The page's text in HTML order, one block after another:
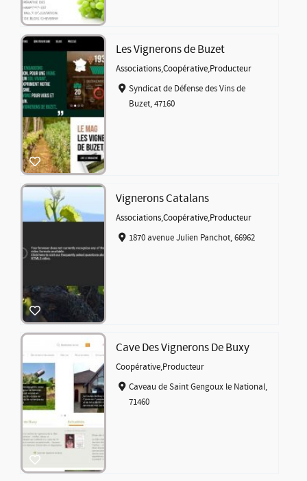
Les Vignerons de Buzet
Associations,Coopérative,Producteur
Syndicat de Défense des Vins de
Buzet, 47160
Vignerons Catalans
Associations,Coopérative,Producteur
1870 avenue Julien Panchot, 66962
Cave Des Vignerons De Buxy
Coopérative,Producteur
Caveau de Saint Gengoux le National,
71460